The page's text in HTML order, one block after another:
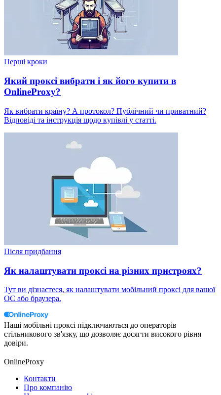
Перші кроки
Який проксі вибрати і як його купити в
OnlineProxy?
Як вибрати країну? А протокол? Публічний чи приватний?
Відповіді та інструкція щодо купівлі у статті.
Після придбання
Як налаштувати проксі на різних пристроях?
Тут ви дізнаєтеся, як налаштувати мобільний проксі для вашої
ОС або браузера.
Наші мобільні проксі підключаються до операторів
стільникового зв'язку, що дозволяє досягти високого рівня
довіри.
OnlineProxy
Контакти
Про компанію